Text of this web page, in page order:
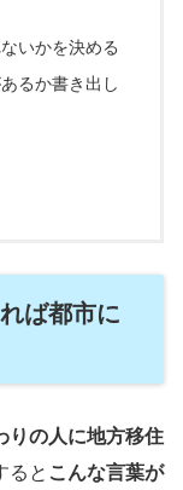
いかを決める
るか書き出し
ば都市に
りの人に地方移住
ると こんな言葉が